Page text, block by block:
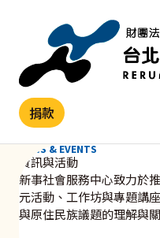
捐款
NEWS & EVENTS
資訊與活動
新事社會服務中心致力於
元活動、工作坊與專題講
與原住民族議題的理解與